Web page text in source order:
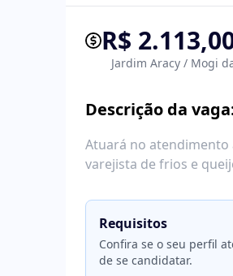
R$
Jardim Aracy / Mogi
Descrição da
Atuará no atendimento
varejista de frios e
Requisitos
Confira se o seu perfil
de se candidatar.